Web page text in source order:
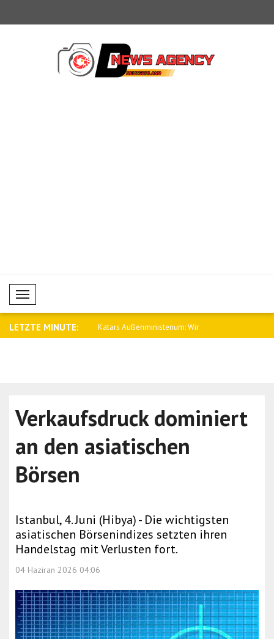
Mobil Menü
LETZTE MINUTE: Katars Außenministerium: Wir
Verkaufsdruck dominiert
an den asiatischen
Börsen
Istanbul, 4. Juni (Hibya) - Die wichtigsten
asiatischen Börsenindizes setzten ihren
Handelstag mit Verlusten fort.
04 Haziran 2026 04:06